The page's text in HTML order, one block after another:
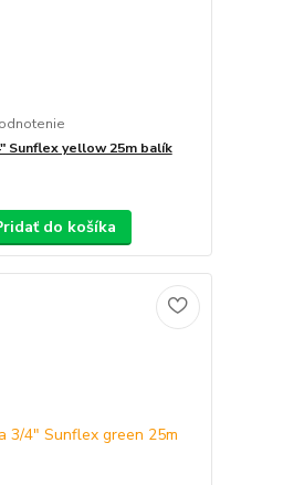
Sunflex yellow 25m balík
do košíka